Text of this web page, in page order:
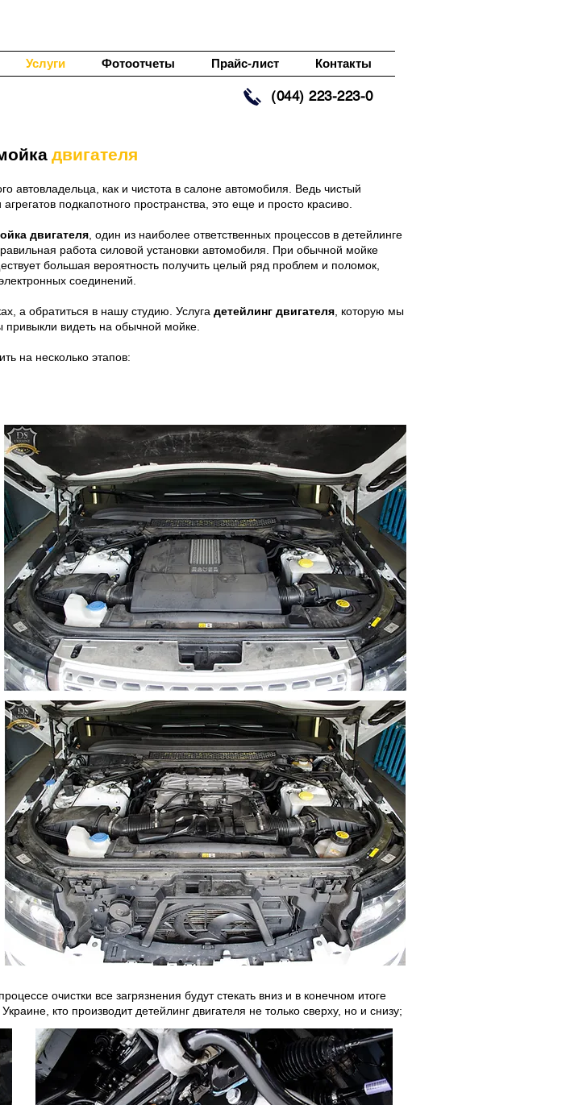
Услуги Фотоотчеты Прайс-лист Контакты
(044) 223-223-0
двигателя
автовладельца, как и чистота в салоне автомобиля. Ведь чистый
подкапотного пространства, это еще и просто красиво.
двигателя , один из наиболее ответственных процессов в детейлинге
работа силовой установки автомобиля. При обычной мойке
большая вероятность получить целый ряд проблем и поломок,
соединений.
а обратиться в нашу студию. Услуга детейлинг двигателя , которую мы
привыкли видеть на обычной мойке.
на несколько этапов:
очистки все загрязнения будут стекать вниз и в конечном итоге
кто производит детейлинг двигателя не только сверху, но и снизу;